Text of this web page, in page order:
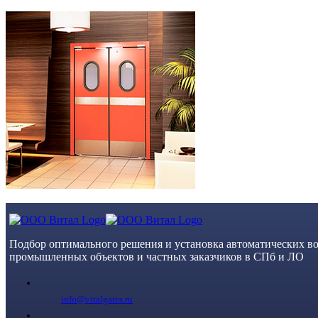
Skip
to
content
Подбор оптимального решения и установка автоматических
промышленных объектов и частных заказчиков в СПб и ЛО
info@vitalgates.ru